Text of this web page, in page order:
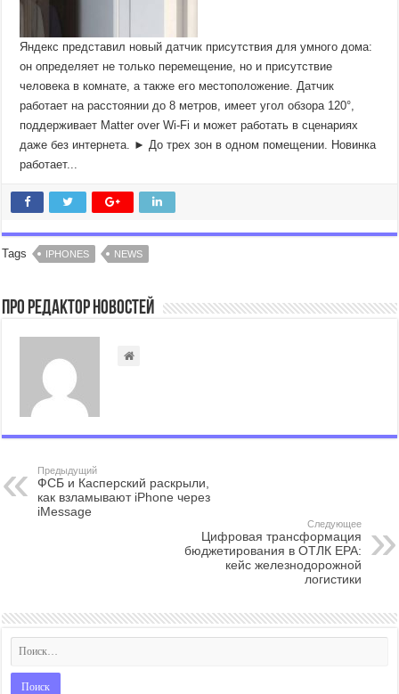
Яндекс представил новый датчик присутствия для умного дома:
он определяет не только перемещение, но и присутствие
человека в комнате, а также его местоположение. Датчик
работает на расстоянии до 8 метров, имеет угол обзора 120°,
поддерживает Matter over Wi-Fi и может работать в сценариях
даже без интернета. ► До трех зон в одном помещении. Новинка
работает...
Tags IPHONES NEWS
Про Редактор Новостей
Предыдущий
ФСБ и Касперский раскрыли,
как взламывают iPhone через
iMessage
Следующее
Цифровая трансформация
бюджетирования в ОТЛК ЕРА:
кейс железнодорожной
логистики